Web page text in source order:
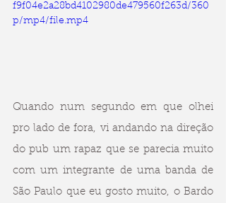
f9f04e2a28bd4102980de479560f263d/360
p/mp4/file.mp4
Quando num segundo em que olhei
pro lado de fora, vi andando na direção
do pub um rapaz que se parecia muito
com um integrante de uma banda de
São Paulo que eu gosto muito, o Bardo